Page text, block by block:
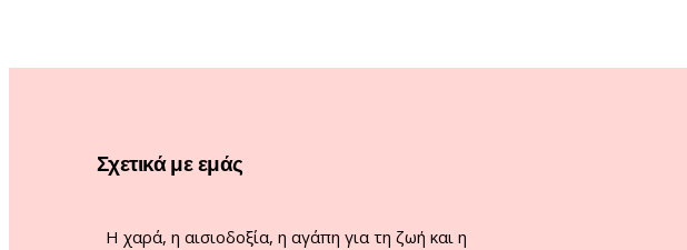
Σχετικά με εμάς
Η χαρά, η αισιοδοξία, η αγάπη για τη ζωή και η